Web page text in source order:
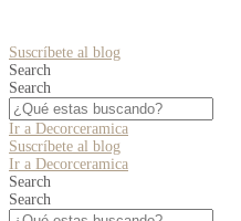
Suscríbete al blog
Search
Search
Ir a Decorceramica
Suscríbete al blog
Ir a Decorceramica
Search
Search